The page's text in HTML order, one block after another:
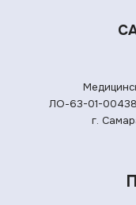
ЛО-63-01-
г.